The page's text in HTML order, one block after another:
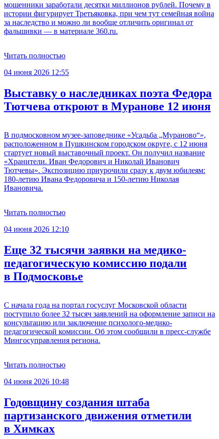
мошенники заработали десятки миллионов рублей. Почему в
истории фигурирует Третьяковка, при чем тут семейная война
за наследство и можно ли вообще отличить оригинал от
фальшивки — в материале 360.ru.
Читать полностью
04 июня 2026 12:55
Выставку о наследниках поэта Федора
Тютчева откроют в Муранове 12 июня
В подмосковном музее-заповеднике «Усадьба „Мураново“»,
расположенном в Пушкинском городском округе, с 12 июня
стартует новый выставочный проект. Он получил название
«Хранители. Иван Федорович и Николай Иванович
Тютчевы». Экспозицию приурочили сразу к двум юбилеям:
180-летию Ивана Федоровича и 150-летию Николая
Ивановича.
Читать полностью
04 июня 2026 12:10
Еще 32 тысячи заявки на медико-
педагогическую комиссию подали
в Подмосковье
С начала года на портал госуслуг Московской области
поступило более 32 тысяч заявлений на оформление записи на
консультацию или заключение психолого-медико-
педагогической комиссии. Об этом сообщили в пресс-службе
Мингосуправления региона.
Читать полностью
04 июня 2026 10:48
Годовщину создания штаба
партизанского движения отметили
в Химках